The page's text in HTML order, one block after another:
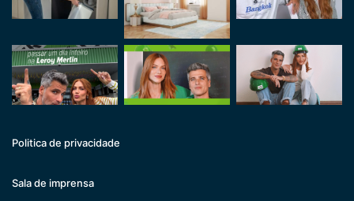
Politica de privacidade
Sala de imprensa